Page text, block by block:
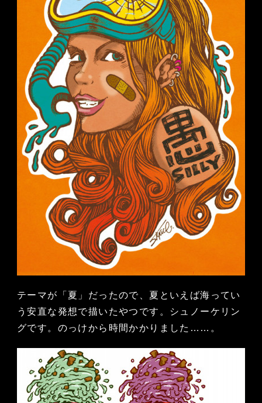
テーマが「夏」だったので、夏といえば海ってい
う安直な発想で描いたやつです。シュノーケリン
グです。のっけから時間かかりました……。